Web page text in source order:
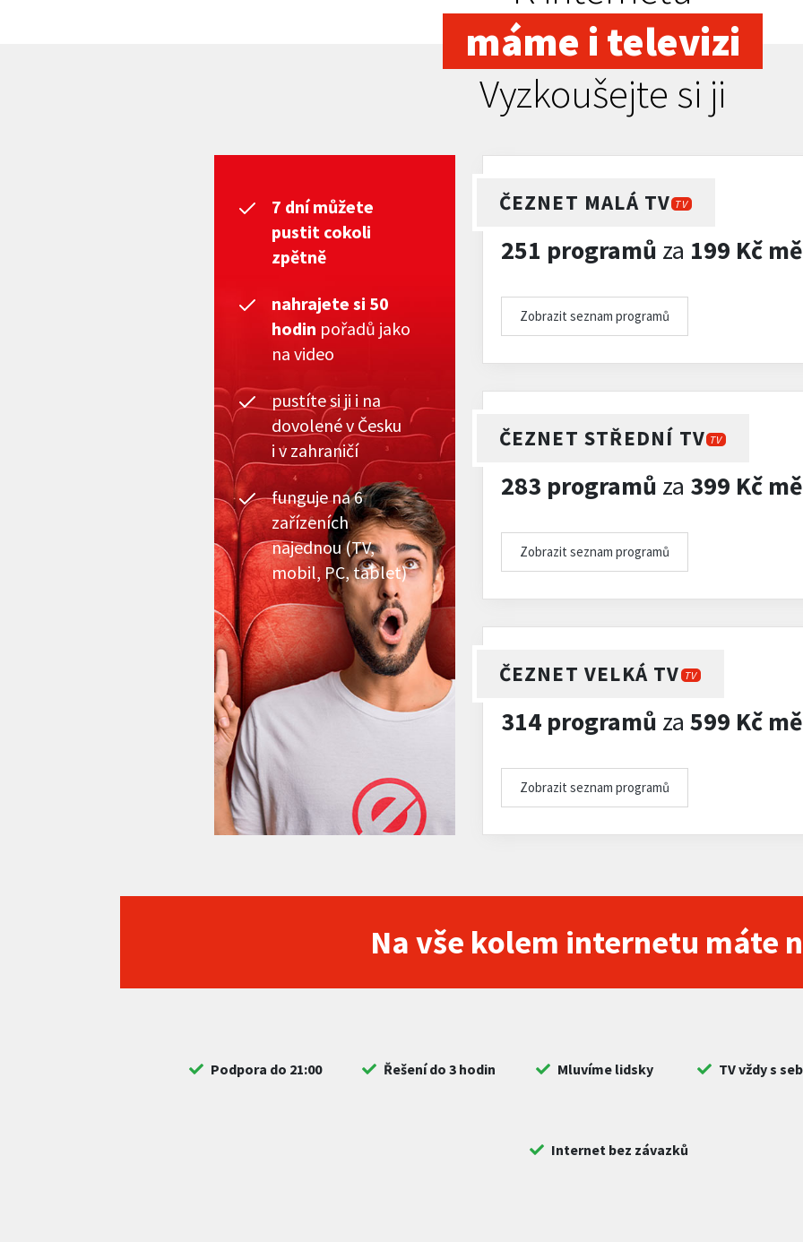
máme i televizi
Vyzkoušejte si ji
7 dní můžete
pustit cokoli
zpětně
nahrajete si 50
hodin pořadů jako
na video
pustíte si ji i na
dovolené v Česku
i v zahraničí
funguje na 6
zařízeních
najednou (TV,
mobil, PC, tablet)
ČEZNET MALÁ TV TV
251 programů za 199 Kč
Zobrazit seznam programů
ČEZNET STŘEDNÍ TV TV
283 programů za 399 Kč
Zobrazit seznam programů
ČEZNET VELKÁ TV TV
314 programů za 599 Kč
Zobrazit seznam programů
Na vše kolem internetu máte
Podpora do 21:00 Řešení do 3 hodin Mluvíme lidsky TV vždy s
Internet bez závazků